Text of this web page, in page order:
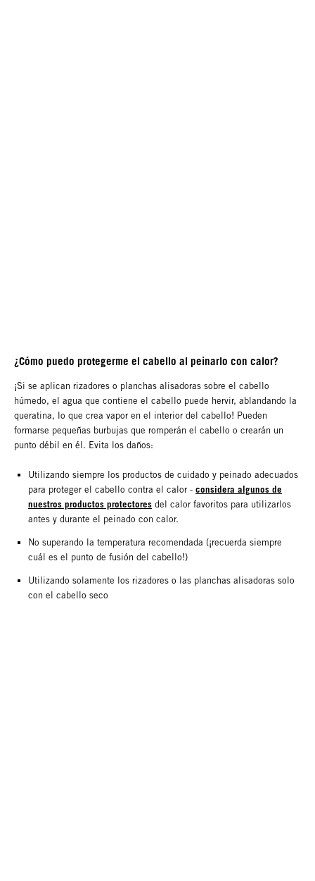
¿Cómo puedo protegerme el cabello al peinarlo con calor?
¡Si se aplican rizadores o planchas alisadoras sobre el cabello
húmedo, el agua que contiene el cabello puede hervir, ablandando la
queratina, lo que crea vapor en el interior del cabello! Pueden
formarse pequeñas burbujas que romperán el cabello o crearán un
punto débil en él. Evita los daños:
Utilizando siempre los productos de cuidado y peinado adecuados
para proteger el cabello contra el calor - considera algunos de
nuestros productos protectores del calor favoritos para utilizarlos
antes y durante el peinado con calor.
No superando la temperatura recomendada (¡recuerda siempre
cuál es el punto de fusión del cabello!)
Utilizando solamente los rizadores o las planchas alisadoras solo
con el cabello seco